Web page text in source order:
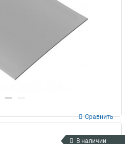
Сравнить
В наличии